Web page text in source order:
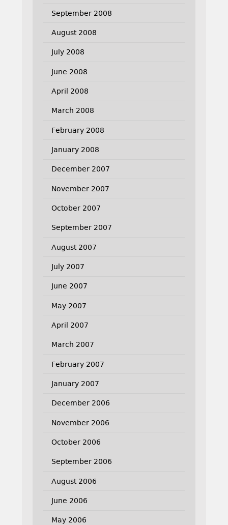
September 2008
August 2008
July 2008
June 2008
April 2008
March 2008
February 2008
January 2008
December 2007
November 2007
October 2007
September 2007
August 2007
July 2007
June 2007
May 2007
April 2007
March 2007
February 2007
January 2007
December 2006
November 2006
October 2006
September 2006
August 2006
June 2006
May 2006